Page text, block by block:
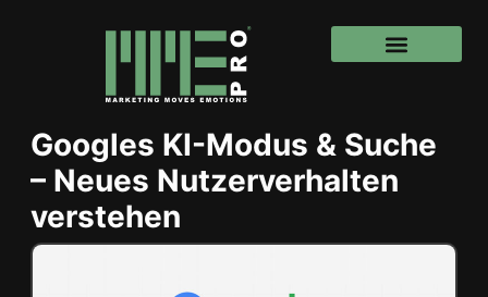
Googles KI-Modus & Suche
– Neues Nutzerverhalten
verstehen